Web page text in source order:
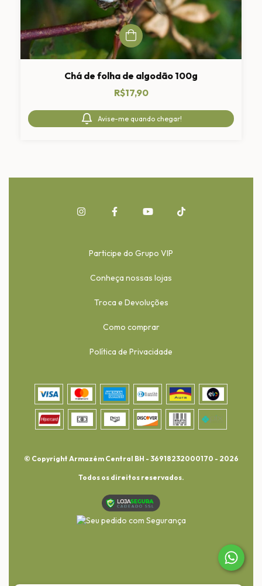
Chá de folha de algodão 100g
R$17,90
Avise-me quando chegar!
Participe do Grupo VIP
Conheça nossas lojas
Troca e Devoluções
Como comprar
Política de Privacidade
© Copyright Armazém Central BH - 36918232000170 - 2026
Todos os direitos reservados.